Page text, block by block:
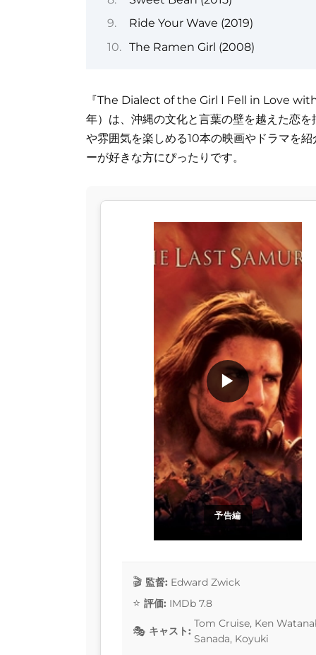
Ride Your Wave (2019)
The Ramen Girl (2008)
『The Dialect of the Girl I Fell in Love
年）は、沖縄の文化と言葉の壁を越えた恋
や雰囲気を楽しめる10本の映画やドラマを
ーが好きな方にぴったりです。
予告編
▶
監督: Edward Zwick
評価: IMDb 7.8
キャスト:
Tom Cruise, Ken
Sanada, Koyuki